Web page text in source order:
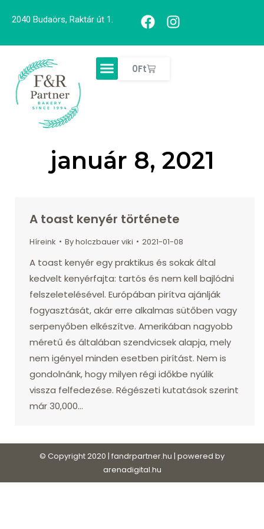
2040 Budaörs, Raktár út 1.
0Ft
január 8, 2021
A toast kenyér története
Híreink Byholczbauer viki 2021-01-08
A toast kenyér egy praktikus és sokak által
kedvelt kenyérfajta: tartós és nem kell bajlódni
felszeletelésével. Európában pirítva ajánlják
fogyasztását, akár erre alkalmas sütőben vagy
serpenyőben elkészítve. Amerikában nagyobb
méretű és általában szendvicsek alapja, mely
nem igényel minden esetben pirítást. Nem is
gondolnánk, hogy milyen régi időkbe nyúlik
vissza felfedezése. Régészeti kutatások szerint
már 30,000…
© Copyright 2020 | fandrpartner.hu | powered by
arenadigital.hu